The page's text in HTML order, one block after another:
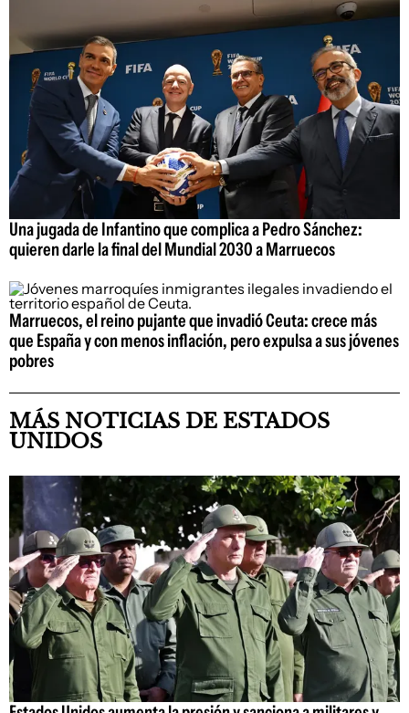
Una jugada de Infantino que complica a Pedro Sánchez:
quieren darle la final del Mundial 2030 a Marruecos
Marruecos, el reino pujante que invadió Ceuta: crece más
que España y con menos inflación, pero expulsa a sus jóvenes
pobres
MÁS NOTICIAS DE ESTADOS
UNIDOS